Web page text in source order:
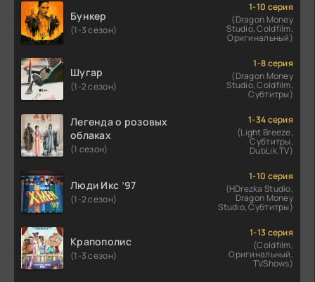
Бункер
(1-3 сезон)
1-10 серия
(Dragon Money
Studio, Coldfilm,
Оригинальный)
Шугар
(1-2 сезон)
1-8 серия
(Dragon Money
Studio, Coldfilm,
Субтитры)
Легенда о розовых
облаках
(1 сезон)
1-34 серия
(Light Breeze,
Субтитры,
DubLik.TV)
Люди Икс ’97
(1-2 сезон)
1-10 серия
(HDrezka Studio,
Dragon Money
Studio, Субтитры)
Крапополис
(1-3 сезон)
1-13 серия
(Coldfilm,
Оригинальный,
TVShows)